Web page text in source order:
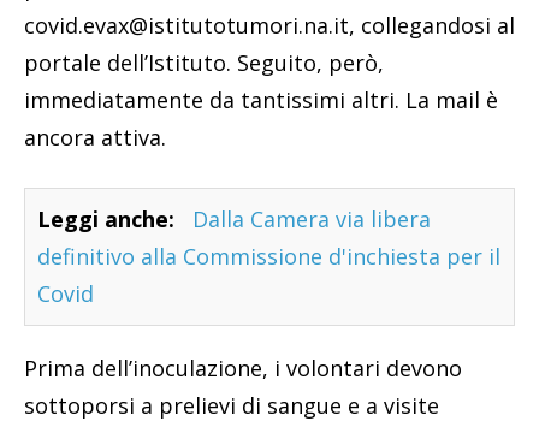
covid.evax@istitutotumori.na.it, collegandosi al
portale dell’Istituto. Seguito, però,
immediatamente da tantissimi altri. La mail è
ancora attiva.
Leggi anche:
Dalla Camera via libera
definitivo alla Commissione d'inchiesta per il
Covid
Prima dell’inoculazione, i volontari devono
sottoporsi a prelievi di sangue e a visite